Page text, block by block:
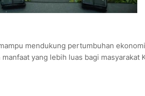
mendukung pertumbuhan
yang lebih luas bagi masyarakat